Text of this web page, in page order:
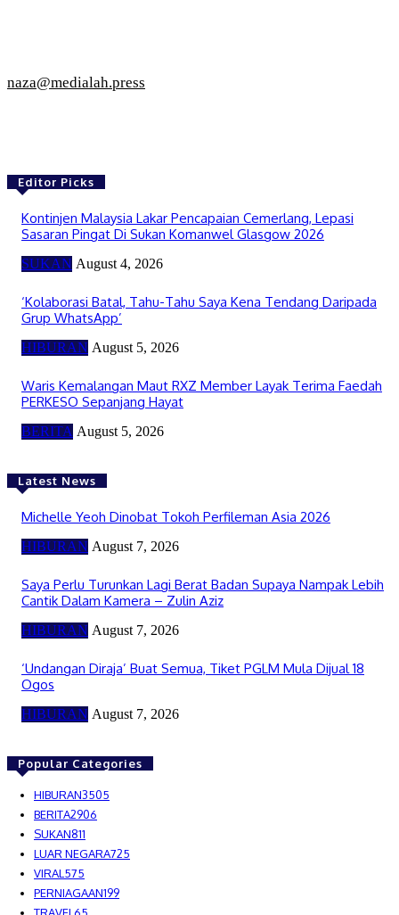
naza@medialah.press
Editor Picks
Kontinjen Malaysia Lakar Pencapaian Cemerlang, Lepasi
Sasaran Pingat Di Sukan Komanwel Glasgow 2026
SUKAN August 4, 2026
‘Kolaborasi Batal, Tahu-Tahu Saya Kena Tendang Daripada
Grup WhatsApp’
HIBURAN August 5, 2026
Waris Kemalangan Maut RXZ Member Layak Terima Faedah
PERKESO Sepanjang Hayat
BERITA August 5, 2026
Latest News
Michelle Yeoh Dinobat Tokoh Perfileman Asia 2026
HIBURAN August 7, 2026
Saya Perlu Turunkan Lagi Berat Badan Supaya Nampak Lebih
Cantik Dalam Kamera – Zulin Aziz
HIBURAN August 7, 2026
‘Undangan Diraja’ Buat Semua, Tiket PGLM Mula Dijual 18
Ogos
HIBURAN August 7, 2026
Popular Categories
HIBURAN3505
BERITA2906
SUKAN811
LUAR NEGARA725
VIRAL 575
PERNIAGAAN199